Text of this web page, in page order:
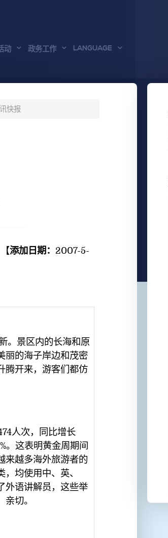
动 政务工作 LANGUAGE
快报
添加日期： 2007-5-
景区内的长海和原
丽的海子岸边和茂密
腾开来，游客们都仿
人次，同比增长
。这表明黄金周期间
来越多海外旅游者的
均使用中、英、
外语讲解员，这些举
切。